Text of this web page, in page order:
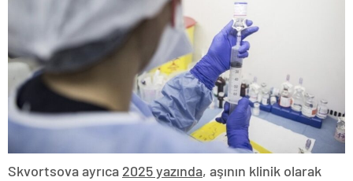
Skvortsova ayrıca 2025 yazında, aşının klinik olarak